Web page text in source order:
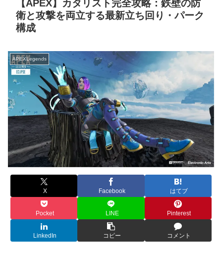
【APEX】カタリスト完全攻略：鉄壁の防
衛と攻撃を両立する最新立ち回り・パーク
構成
APEXLegends
X Facebook はてブ
Pocket LINE Pinterest
LinkedIn コピー コメント